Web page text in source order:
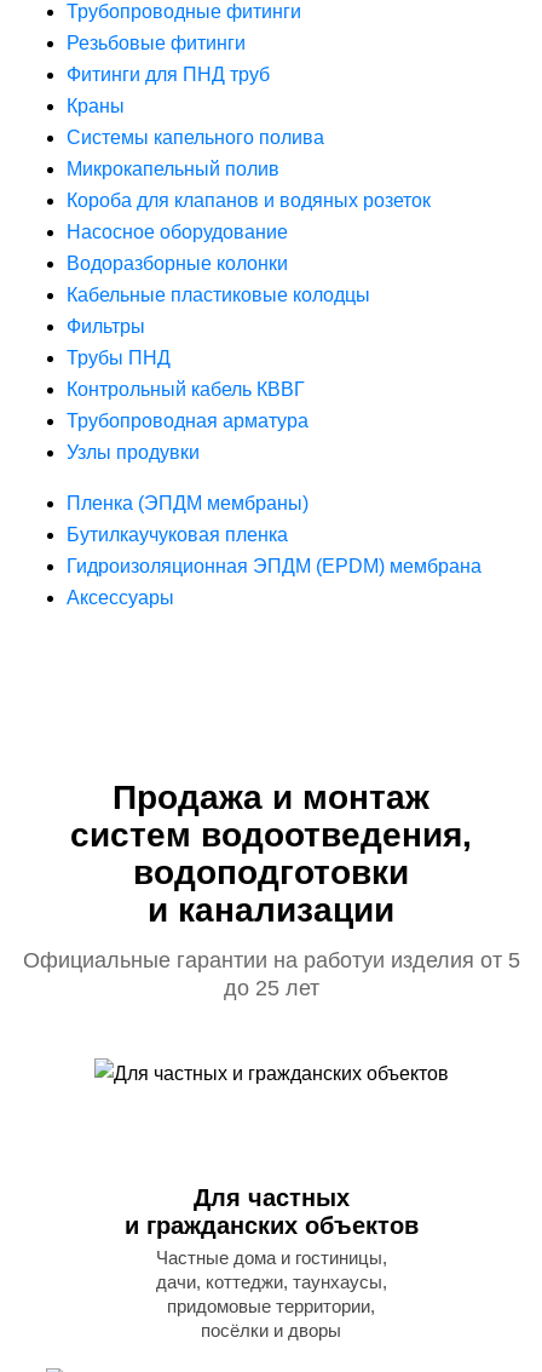
Трубопроводные фитинги
Резьбовые фитинги
Фитинги для ПНД труб
Краны
Системы капельного полива
Микрокапельный полив
Короба для клапанов и водяных розеток
Насосное оборудование
Водоразборные колонки
Кабельные пластиковые колодцы
Фильтры
Трубы ПНД
Контрольный кабель КВВГ
Трубопроводная арматура
Узлы продувки
Пленка (ЭПДМ мембраны)
Бутилкаучуковая пленка
Гидроизоляционная ЭПДМ (EPDM) мембрана
Аксессуары
Продажа и монтаж
систем водоотведения,
водоподготовки
и канализации
Официальные гарантии на работуи изделия от 5
до 25 лет
Для частных
и гражданских объектов
Частные дома и гостиницы,
дачи, коттеджи, таунхаусы,
придомовые территории,
посёлки и дворы